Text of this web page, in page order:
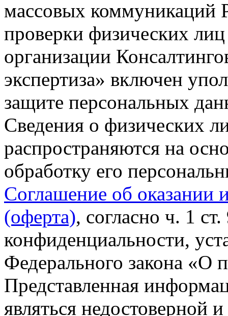
массовых коммуникаций
проверки физических
организации
экспертиза» включен
защите персональных
Сведения о физических
распространяются на
обработку его
Соглашение об оказании
(оферта), согласно ч. 1
конфиденциальности,
Федерального закона «О
Представленная
являться недостоверной